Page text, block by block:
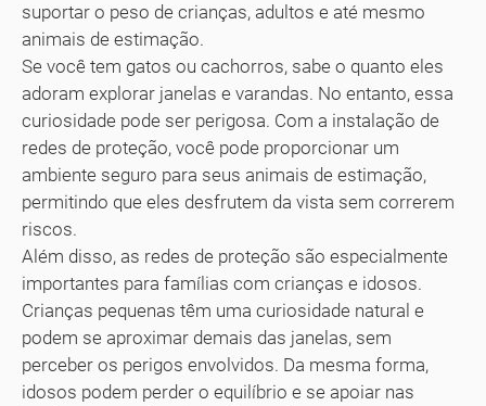
suportar o peso de crianças, adultos e até mesmo
animais de estimação.
Se você tem gatos ou cachorros, sabe o quanto eles
adoram explorar janelas e varandas. No entanto, essa
curiosidade pode ser perigosa. Com a instalação de
redes de proteção, você pode proporcionar um
ambiente seguro para seus animais de estimação,
permitindo que eles desfrutem da vista sem correrem
riscos.
Além disso, as redes de proteção são especialmente
importantes para famílias com crianças e idosos.
Crianças pequenas têm uma curiosidade natural e
podem se aproximar demais das janelas, sem
perceber os perigos envolvidos. Da mesma forma,
idosos podem perder o equilíbrio e se apoiar nas